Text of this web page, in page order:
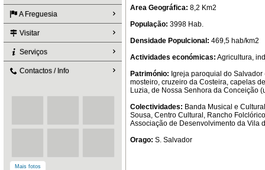
A Freguesia
Visitar
Serviços
Contactos / Info
Mais fotos
Area Geográfica: 8,2 Km2
População: 3998 Hab.
Densidade Populcional: 469,5 hab/km2
Actividades económicas: Agricultura,
Património: Igreja paroquial do
mosteiro, cruzeiro da Costeira, capelas
Luzia, de Nossa Senhora da Conceição
Colectividades: Banda Musical e
Sousa, Centro Cultural, Rancho
Associação de Desenvolvimento da Vila
Orago: S. Salvador